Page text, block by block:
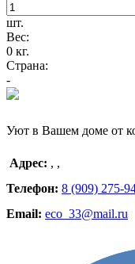
шт.
Вес:
0 кг.
Страна:
-
Уют в Вашем доме от
Адрес: , ,
Телефон: 8 (909) 275-
Email: eco_33@mail.ru